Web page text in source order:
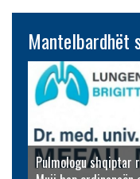
Mantelbardhët
Pulmologu shqiptar